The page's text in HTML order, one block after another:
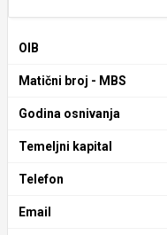
OIB
Matični broj - MBS
Godina osnivanja
Temeljni kapital
Telefon
Email